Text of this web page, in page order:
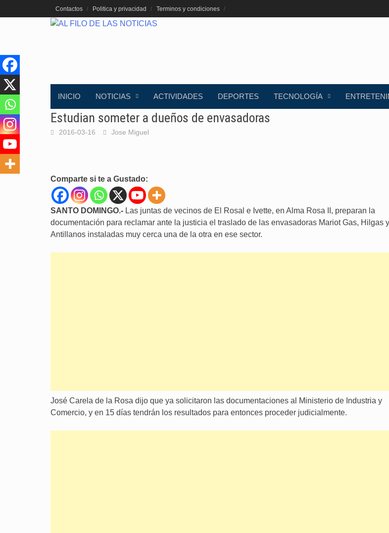
al
Contactos Politica y privacidad Terminos y condiciones
INICIO NOTICIAS ACTIVIDADES DEPORTES TECNOLOGÍA
Estudian someter a dueños de envasadoras
2016-03-16 Jose Miguel
Comparte si te a Gustado:
SANTO DOMINGO.- Las juntas de vecinos de El Rosal e Ivette, en Alma Rosa II, preparan la
documentación para reclamar ante la justicia el traslado de las envasadoras Mariot Gas, Hilgas
Antillanos instaladas muy cerca una de la otra en ese sector.
José Carela de la Rosa dijo que ya solicitaron las documentaciones al Ministerio de Industria y
Comercio, y en 15 días tendrán los resultados para entonces proceder judicialmente.